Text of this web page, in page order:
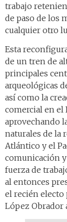
trabajo
de paso de los
cualquier otro
Esta
de un tren de
principales
arqueológicas
así como la
comercial en el
aprovechando
naturales de la
Atlántico y el
comunicación
fuerza de
al entonces
el recién
López Obrador